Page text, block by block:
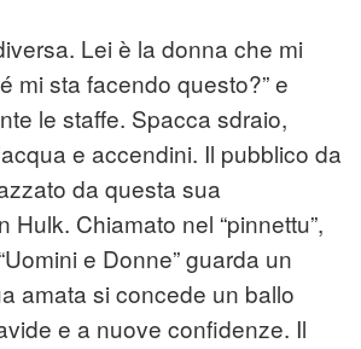
Lei è la donna che mi
mi sta facendo questo?” e
le staffe. Spacca sdraio,
e accendini. Il pubblico da
da questa sua
Hulk. Chiamato nel “pinnettu”,
e Donne” guarda un
amata si concede un ballo
e a nuove confidenze. Il